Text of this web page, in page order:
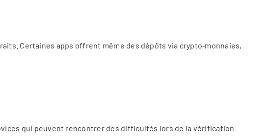
Certaines apps offrent même des dépôts via crypto‑monnaies,
qui peuvent rencontrer des difficultés lors de la vérification